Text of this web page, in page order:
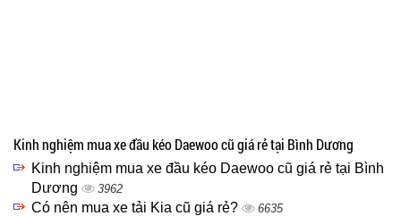
Kinh nghiệm mua xe đầu kéo Daewoo cũ giá rẻ tại Bình Dương
Kinh nghiệm mua xe đầu kéo Daewoo cũ giá rẻ tại Bình
Dương
3962
Có nên mua xe tải Kia cũ giá rẻ? 6635